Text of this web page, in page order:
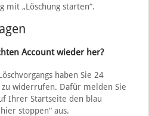
mit „Löschung starten“.
Account wieder her?
haben Sie 24
widerrufen. Dafür melden Sie
Ihrer Startseite den blau
stoppen“ aus.